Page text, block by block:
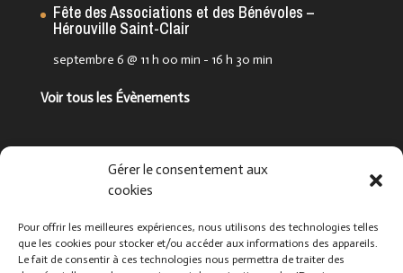
Gérer le consentement aux
cookies
Pour offrir les meilleures expériences, nous utilisons des technologies telles
que les cookies pour stocker et/ou accéder aux informations des appareils.
Le fait de consentir à ces technologies nous permettra de traiter des
Fête des Associations et des Bénévoles –
Hérouville Saint-Clair
septembre 6 @ 11 h 00 min - 16 h 30 min
Voir tous les Évènements
Suivez-nous !